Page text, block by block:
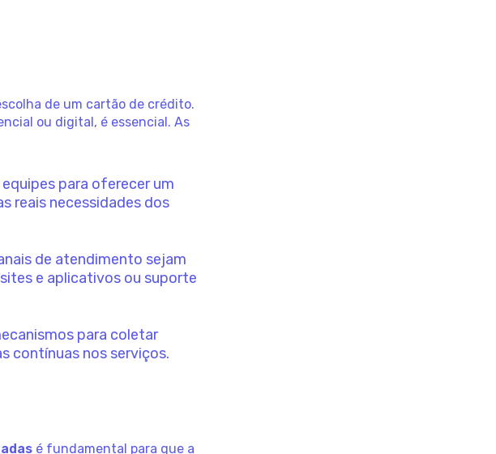
de um cartão de crédito.
ou digital, é essencial. As
para oferecer um
reais necessidades dos
de atendimento sejam
e aplicativos ou suporte
para coletar
contínuas nos serviços.
é fundamental para que a